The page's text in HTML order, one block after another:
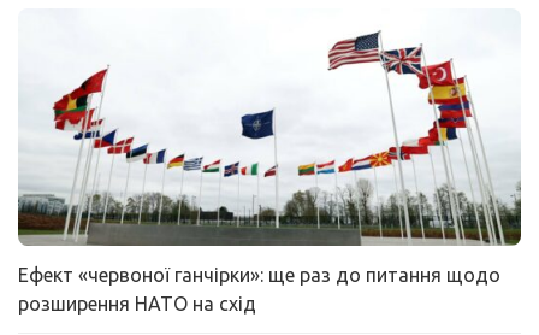
Ефект «червоної ганчірки»: ще раз до питання щодо
розширення НАТО на схід